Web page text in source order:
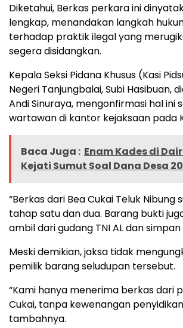
Diketahui, Berkas perkara ini
lengkap, menandakan langkah
terhadap praktik ilegal yang
segera disidangkan.
Kepala Seksi Pidana Khusus (Kasi
Negeri Tanjungbalai, Subi Hasibuan,
Andi Sinuraya, mengonfirmasi hal ini
wartawan di kantor kejaksaan pada
Baca Juga : Enam Kades di
Kejati Sumut Soal Dana Desa
“Berkas dari Bea Cukai Teluk Nibung
tahap satu dan dua. Barang bukti
ambil dari gudang TNI AL dan simpan
Meski demikian, jaksa tidak
pemilik barang seludupan tersebut.
“Kami hanya menerima berkas dari
Cukai, tanpa kewenangan
tambahnya.